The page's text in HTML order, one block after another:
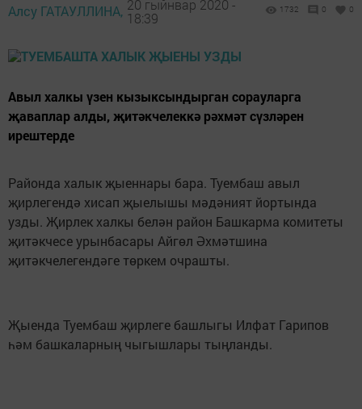
Алсу ГАТАУЛЛИНА, 20 гыйнвар 2020 -
18:39
1732 0 0
Авыл халкы үзен кызыксындырган сорауларга
җаваплар алды, җитәкчелеккә рәхмәт сүзләрен
ирештерде
Районда халык җыеннары бара. Туембаш авыл
җирлегендә хисап җыелышы мәдәният йортында
узды. Җирлек халкы белән район Башкарма комитеты
җитәкчесе урынбасары Айгөл Әхмәтшина
җитәкчелегендәге төркем очрашты.
Җыенда Туембаш җирлеге башлыгы Илфат Гарипов
һәм башкаларның чыгышлары тыңланды.